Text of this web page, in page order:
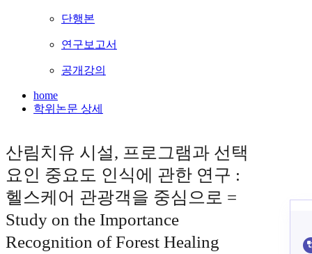
단행본
연구보고서
공개강의
home
학위논문 상세
산림치유 시설, 프로그램과 선택
요인 중요도 인식에 관한 연구 :
헬스케어 관광객을 중심으로 =
Study on the Importance
Recognition of Forest Healing